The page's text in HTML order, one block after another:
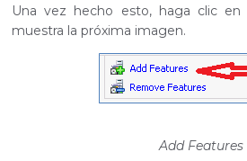
Una vez hecho esto, haga clic en
muestra la próxima imagen.
Add Features